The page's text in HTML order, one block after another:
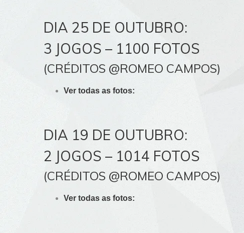
DIA 25 DE OUTUBRO:
3 JOGOS – 1100 FOTOS
(CRÉDITOS @ROMEO CAMPOS)
Ver todas as fotos:
DIA 19 DE OUTUBRO:
2 JOGOS – 1014 FOTOS
(CRÉDITOS @ROMEO CAMPOS)
Ver todas as fotos: